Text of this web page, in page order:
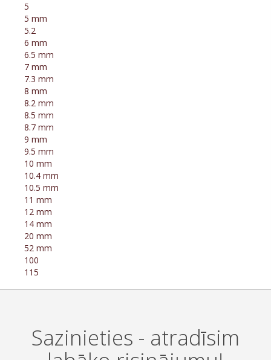
5
5 mm
5.2
6 mm
6.5 mm
7 mm
7.3 mm
8 mm
8.2 mm
8.5 mm
8.7 mm
9 mm
9.5 mm
10 mm
10.4 mm
10.5 mm
11 mm
12 mm
14 mm
20 mm
52 mm
100
115
Sazinieties - atradīsim